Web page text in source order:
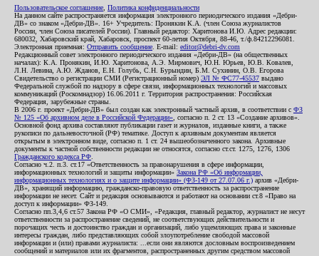
Пользовательское соглашение Политика конфиденциальности
На данном сайте распространяется информация электронного периодического издания «Дебри-
ДВ» со знаком «Дебри-ДВ». 16+ Учредитель: Пронякин К.А. (член Союза журналистов
России, член Союза писателей России). Главный редактор: Харитонова И.Ю. Адрес редакции:
680032, Хабаровский край, Хабаровск, проспект 60-летия Октября, 88-46, т./ф.84212296081.
Электронная приемная: Отправить сообщение . E-mail: editor@debri-dv.com
Редакционный совет электронного периодического издания «Дебри-ДВ» (на общественных
началах): К.А. Пронякин, И.Ю. Харитонова, А.Э. Мирмович, Ю.Н. Юрьев, Ю.В. Ковалев,
Л.Н. Левина, А.Ю. Жданов, Е.Н. Голубь, С.Н. Бурындин, Б.М. Сухинин, О.В. Егорова
Свидетельство о регистрации СМИ (Регистрационный номер) ЭЛ № ФС77-45537 выдано
Федеральной службой по надзору в сфере связи, информационных технологий и массовых
коммуникаций (Роскомнадзор) 16.06.2011 г. Территория распространения: Российская
Федерация, зарубежные страны.
В 2006 г. проект «Дебри-ДВ» был создан как электронный частный архив, в соответствии с ФЗ
№ 125 «Об архивном деле в Российской Федерации» , согласно п. 2 ст. 13 «Создание архивов».
Основной фонд архива составляют публикации газет и журналов, изданные книги, а также
рукописи по дальневосточной (РФ) тематике. Доступ к архивным документам является
открытым в электронном виде, согласно п. 1 ст. 24 вышеобозначенного закона. Архивные
документы к частной собственности редакции не относятся, согласно ст.ст. 1275, 1276, 1306
Гражданского кодекса РФ
Согласно ч.2. п.3. ст.17 «Ответственность за правонарушения в сфере информации,
информационных технологий и защиты информации» Закона РФ «Об информации,
информационных технологиях и о защите информации» (ФЗ-149 от 27.07.06 г.) архив «Дебри-
ДВ», хранящий информацию, гражданско-правовую ответственность за распространение
информации не несет. Сайт и редакция основываются и работают на основании ст.8 «Право на
доступ к информации» ФЗ-149.
Согласно пп.3,4,6 ст.57 Закона РФ «О СМИ», «Редакция, главный редактор, журналист не несут
ответственности за распространение сведений, не соответствующих действительности и
порочащих честь и достоинство граждан и организаций, либо ущемляющих права и законные
интересы граждан, либо представляющих собой злоупотребление свободой массовой
информации и (или) правами журналиста: ...если они являются дословным воспроизведением
сообщений и материалов или их фрагментов, распространенных другим средством массовой